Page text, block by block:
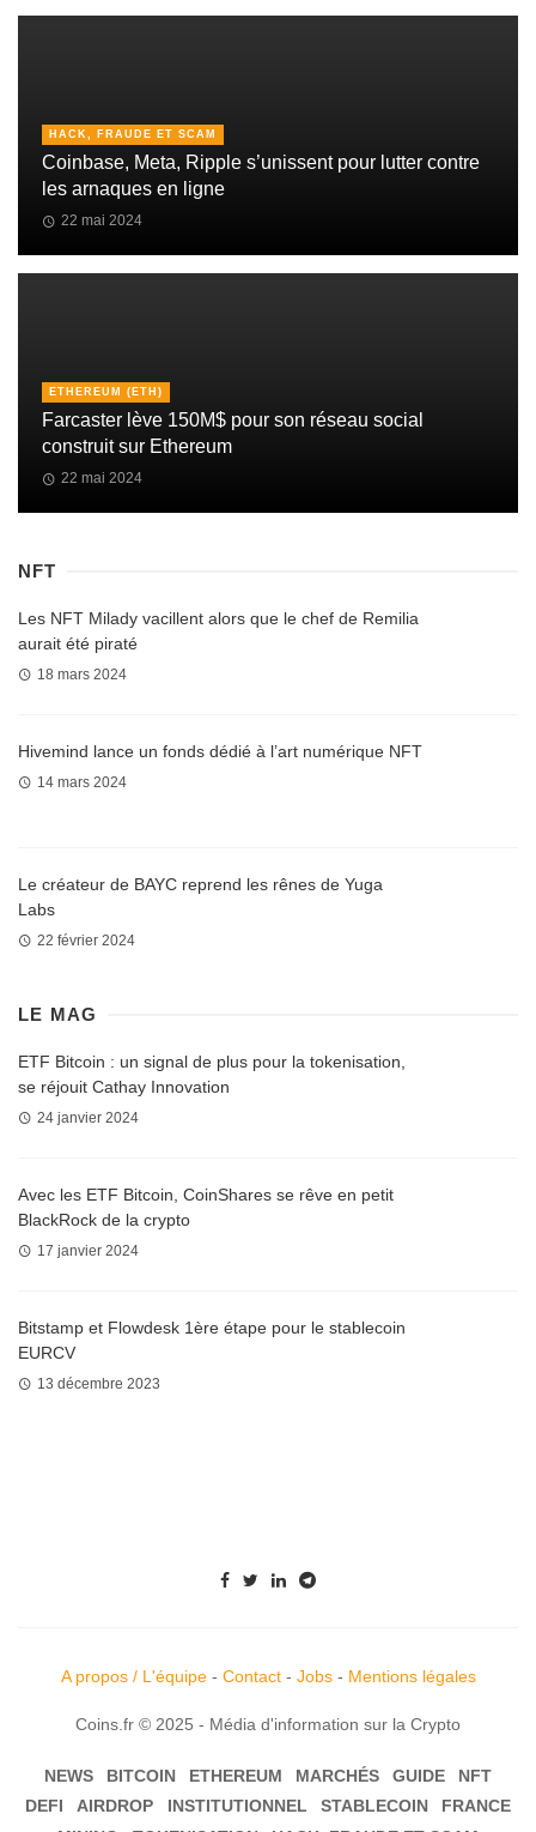
HACK, FRAUDE ET SCAM
Coinbase, Meta, Ripple s’unissent pour lutter contre
les arnaques en ligne
22 mai 2024
ETHEREUM (ETH)
Farcaster lève 150M$ pour son réseau social
construit sur Ethereum
22 mai 2024
NFT
Les NFT Milady vacillent alors que le chef de Remilia
aurait été piraté
18 mars 2024
Hivemind lance un fonds dédié à l’art numérique NFT
14 mars 2024
Le créateur de BAYC reprend les rênes de Yuga
Labs
22 février 2024
LE MAG
ETF Bitcoin : un signal de plus pour la tokenisation,
se réjouit Cathay Innovation
24 janvier 2024
Avec les ETF Bitcoin, CoinShares se rêve en petit
BlackRock de la crypto
17 janvier 2024
Bitstamp et Flowdesk 1ère étape pour le stablecoin
EURCV
13 décembre 2023
A propos / L'équipe- Contact- Jobs- Mentions légales
Coins.fr © 2025 - Média d'information sur la Crypto
NEWS BITCOIN ETHEREUM MARCHÉS GUIDE
NFT
DEFI
AIRDROP INSTITUTIONNEL STABLECOIN
FRANCE